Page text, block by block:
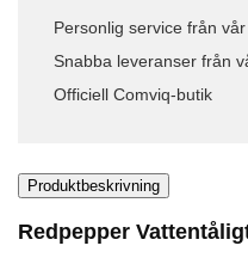
Personlig service från
Snabba leveranser från
Officiell Comviq-butik
Produktbeskrivning
Redpepper